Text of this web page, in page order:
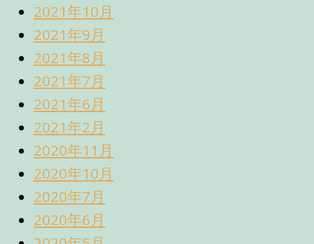
2021年10月
2021年9月
2021年8月
2021年7月
2021年6月
2021年2月
2020年11月
2020年10月
2020年7月
2020年6月